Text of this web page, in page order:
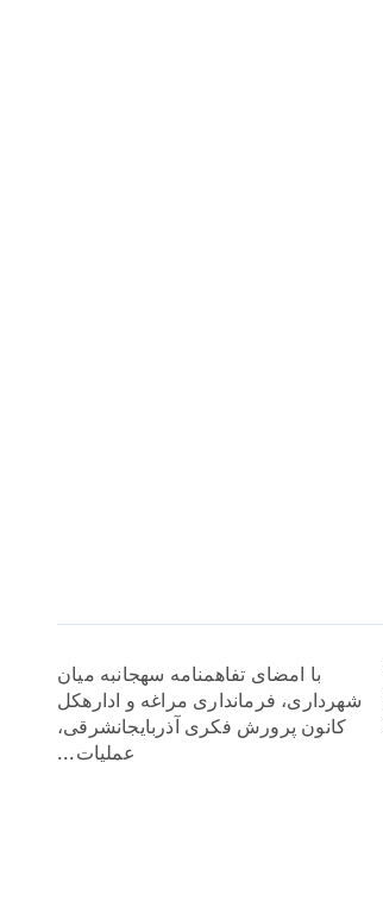
با امضای تفاهمنامه سهجانبه میان
شهرداری، فرمانداری مراغه و ادارهکل
کانون پرورش فکری آذربایجانشرقی،
عملیات...